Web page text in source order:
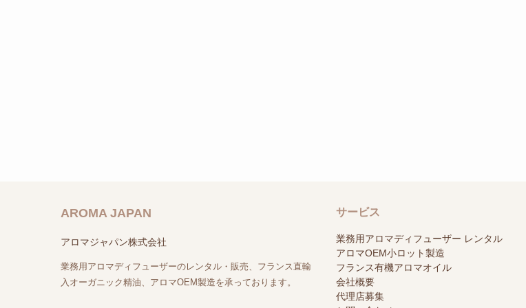
AROMA JAPAN
アロマジャパン株式会社
業務用アロマディフューザーのレンタル・販売、フランス直輸
入オーガニック精油、アロマOEM製造を承っております。
サービス
業務用アロマディフューザー レンタル
アロマOEM小ロット製造
フランス有機アロマオイル
会社概要
代理店募集